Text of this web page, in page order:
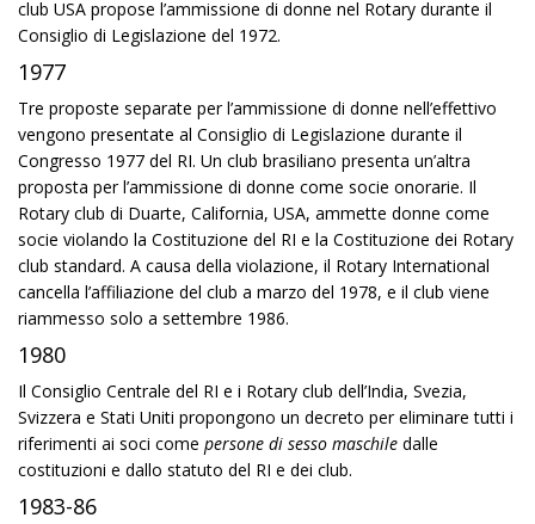
club USA propose l’ammissione di donne nel Rotary durante il
Consiglio di Legislazione del 1972.
1977
Tre proposte separate per l’ammissione di donne nell’effettivo
vengono presentate al Consiglio di Legislazione durante il
Congresso 1977 del RI. Un club brasiliano presenta un’altra
proposta per l’ammissione di donne come socie onorarie. Il
Rotary club di Duarte, California, USA, ammette donne come
socie violando la Costituzione del RI e la Costituzione dei Rotary
club standard. A causa della violazione, il Rotary International
cancella l’affiliazione del club a marzo del 1978, e il club viene
riammesso solo a settembre 1986.
1980
Il Consiglio Centrale del RI e i Rotary club dell’India, Svezia,
Svizzera e Stati Uniti propongono un decreto per eliminare tutti i
riferimenti ai soci come persone di sesso maschile dalle
costituzioni e dallo statuto del RI e dei club.
1983-86